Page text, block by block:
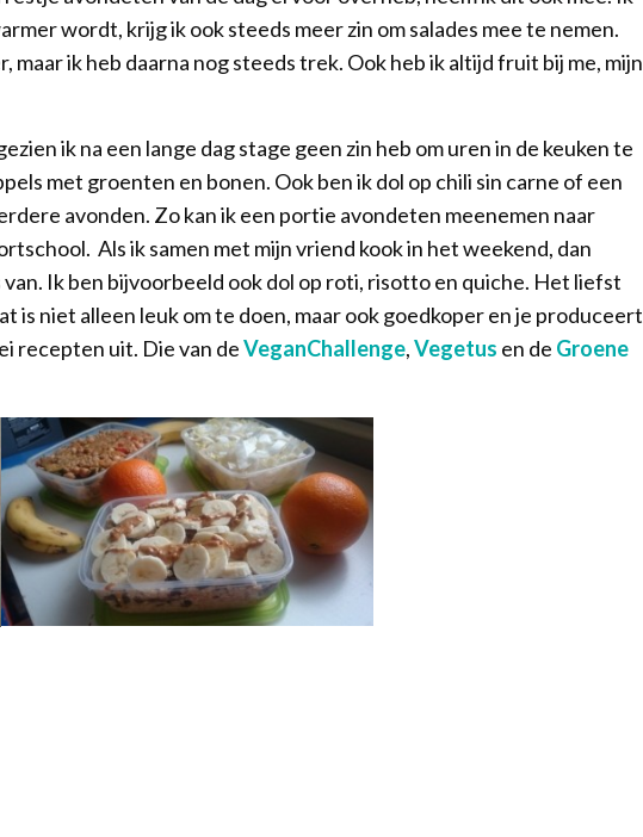
wordt, krijg ik ook steeds meer zin om salades mee te nemen.
maar ik heb daarna nog steeds trek. Ook heb ik altijd fruit bij me, mijn
ik na een lange dag stage geen zin heb om uren in de keuken te
met groenten en bonen. Ook ben ik dol op chili sin carne of een
avonden. Zo kan ik een portie avondeten meenemen naar
Als ik samen met mijn vriend kook in het weekend, dan
Ik ben bijvoorbeeld ook dol op roti, risotto en quiche. Het liefst
is niet alleen leuk om te doen, maar ook goedkoper en je produceert
recepten uit. Die van deVeganChallenge,Vegetus en de Groene